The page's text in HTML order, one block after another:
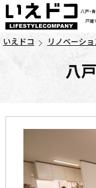
いえドコ リノベーシ
八